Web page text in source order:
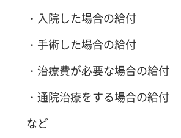
・入院した場合の給付
・手術した場合の給付
・治療費が必要な場合の給付
・通院治療をする場合の給付
など